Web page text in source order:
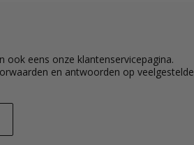
ook eens onze klantenservicepagina.
en antwoorden op veelgestelde